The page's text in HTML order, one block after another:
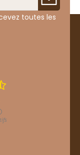
toutes les